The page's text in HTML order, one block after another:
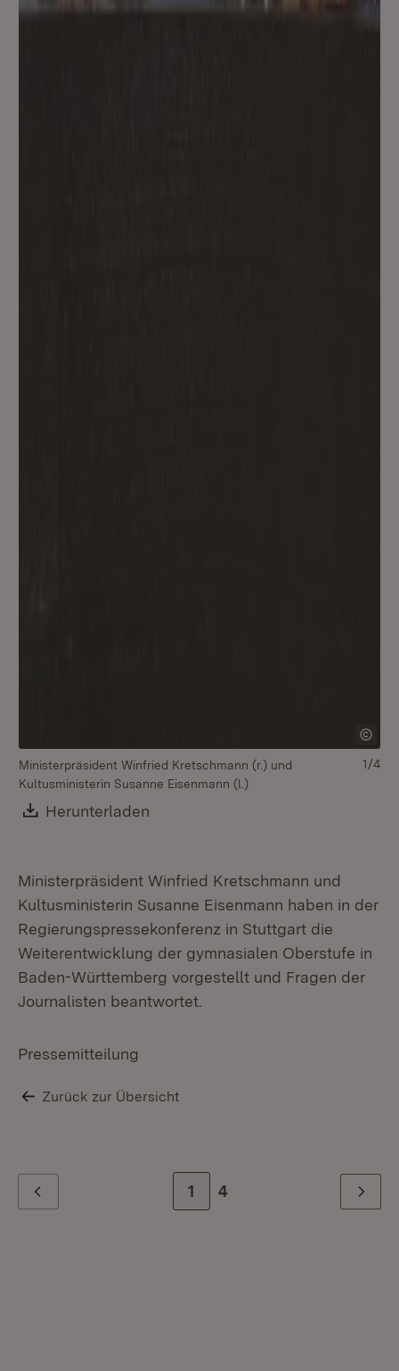
Ministerpräsident Winfried Kretschmann (r.) und
Kultusministerin Susanne Eisenmann (l.)
Download:
Herunterladen
1/4
Ministerpräsident Winfried Kretschmann und
Kultusministerin Susanne Eisenmann haben in der
Regierungspressekonferenz in Stuttgart die
Weiterentwicklung der gymnasialen Oberstufe in
Baden-Württemberg vorgestellt und Fragen der
Journalisten beantwortet.
Pressemitteilung
Zurück zur Übersicht
Zur Seite
1 Zur letzten Seite
4 Weiter